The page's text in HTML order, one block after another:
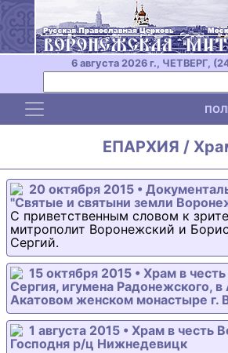
6 августа 2026 г., ЧЕТВЕРГ,
Toggle navigation
ЕПАРХИЯ /
20 октября 2015 •
"Святые и святыни земли
С приветственным словом к
митрополит Воронежский и
Сергий.
15 октября 2015 • Храм в
Сергия, игумена Радонежского,
Акатовом женском монастыре г.
1 августа 2015 • Храм в честь
Господня р/ц Нижнедевицк